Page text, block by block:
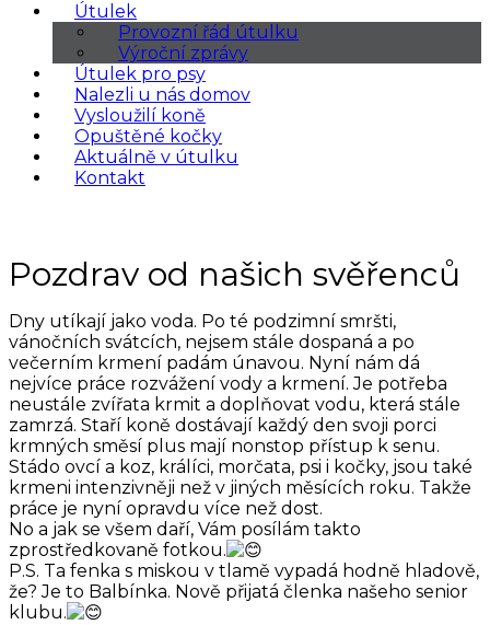
Útulek
Provozní řád útulku
Výroční zprávy
Útulek pro psy
Nalezli u nás domov
Vysloužilí koně
Opuštěné kočky
Aktuálně v útulku
Kontakt
Pozdrav od našich svěřenců
Dny utíkají jako voda. Po té podzimní smršti,
vánočních svátcích, nejsem stále dospaná a po
večerním krmení padám únavou. Nyní nám dá
nejvíce práce rozvážení vody a krmení. Je potřeba
neustále zvířata krmit a doplňovat vodu, která stále
zamrzá. Staří koně dostávají každý den svoji porci
krmných směsí plus mají nonstop přístup k senu.
Stádo ovcí a koz, králíci, morčata, psi i kočky, jsou také
krmeni intenzivněji než v jiných měsících roku. Takže
práce je nyní opravdu více než dost.
No a jak se všem daří, Vám posílám takto
zprostředkovaně fotkou.
P.S. Ta fenka s miskou v tlamě vypadá hodně hladově,
že? Je to Balbínka. Nově přijatá členka našeho senior
klubu.